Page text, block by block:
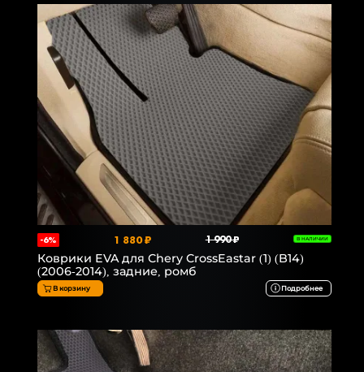
-6% 1 880 ₽ 1 990 ₽ В НАЛИЧИИ
Коврики EVA для Chery CrossEastar (1) (B14)
(2006-2014), задние, ромб
В корзину Подробнее